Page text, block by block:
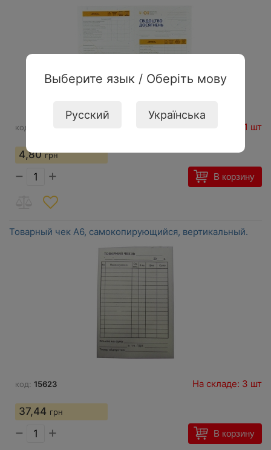
Выберите язык / Оберіть мову
Русский Українська
код: На складе: 11 шт
4,80 грн
− + В корзину
Товарный чек A6, самокопирующийся, вертикальный.
код: 15623 На складе: 3 шт
37,44 грн
− + В корзину